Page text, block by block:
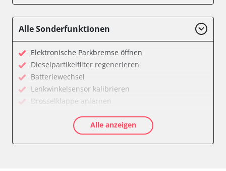
Klimaanlage
Lenkradelektronik
Lenkradwinkel-Sensor
Leuchtweitenregulierung (LWR)
Medienplayer 3
Motorsteuerung (EMS)
Navigationssystem
Servolenkung
Alle Sonderfunktionen
Elektronische Parkbremse öffnen
Dieselpartikelfilter regenerieren
Batteriewechsel
Lenkwinkelsensor kalibrieren
Drosselklappe anlernen
Luftmassenmesser anlernen
Kraftstofftank entleeren
Alle anzeigen